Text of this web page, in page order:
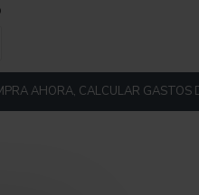
AHORA, CALCULAR GASTOS